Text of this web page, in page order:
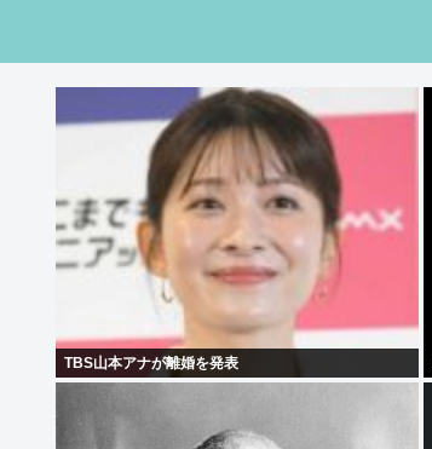
TBS山本アナが離婚を発表